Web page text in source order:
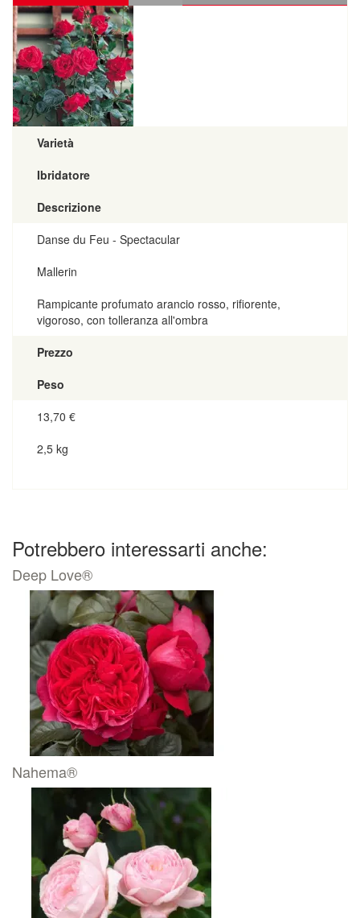
Varietà
Ibridatore
Descrizione
Danse du Feu - Spectacular
Mallerin
Rampicante profumato arancio rosso, rifiorente,
vigoroso, con tolleranza all'ombra
Prezzo
Peso
13,70 €
2,5 kg
Potrebbero interessarti anche:
Deep Love®
Nahema®